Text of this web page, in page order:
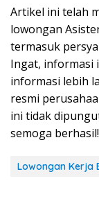
Artikel ini telah
lowongan
termasuk
Ingat, informasi
informasi lebih
resmi
ini tidak
semoga berhasil!
Lowongan Kerja